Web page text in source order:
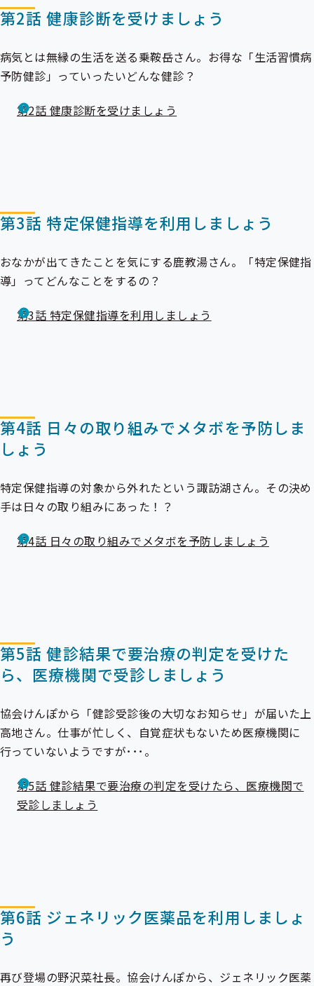
第2話 健康診断を受けましょう
病気とは無縁の生活を送る乗鞍岳さん。お得な「生活習慣病
予防健診」っていったいどんな健診？
第2話 健康診断を受けましょう
第3話 特定保健指導を利用しましょう
おなかが出てきたことを気にする鹿教湯さん。「特定保健指
導」ってどんなことをするの？
第3話 特定保健指導を利用しましょう
第4話 日々の取り組みでメタボを予防しま
しょう
特定保健指導の対象から外れたという諏訪湖さん。その決め
手は日々の取り組みにあった！？
第4話 日々の取り組みでメタボを予防しましょう
第5話 健診結果で要治療の判定を受けた
ら、医療機関で受診しましょう
協会けんぽから「健診受診後の大切なお知らせ」が届いた上
高地さん。仕事が忙しく、自覚症状もないため医療機関に
行っていないようですが･･･。
第5話 健診結果で要治療の判定を受けたら、医療機関で
受診しましょう
第6話 ジェネリック医薬品を利用しましょ
う
再び登場の野沢菜社長。協会けんぽから、 ジェネリック医薬